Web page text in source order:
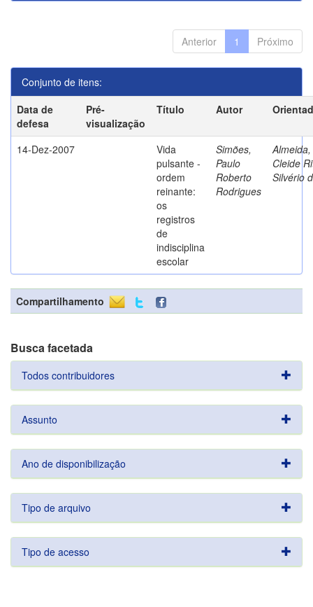
Anterior 1 Próximo
Conjunto de itens:
Data de
defesa
Pré-
visualização
Título Autor
14-Dez-2007
Vida
pulsante -
ordem
reinante:
os
registros
de
indisciplina
escolar
Simões,
Paulo
Roberto
Rodrigues
Almeida,
Cleide
Silvério
Compartilhamento
Busca facetada
Todos contribuidores
Assunto
Ano de disponibilização
Tipo de arquivo
Tipo de acesso